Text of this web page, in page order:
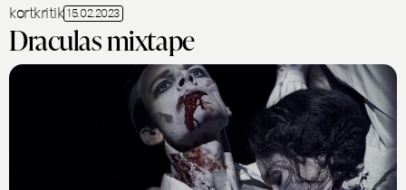
kortkritik 15.02.2023
Draculas mixtape